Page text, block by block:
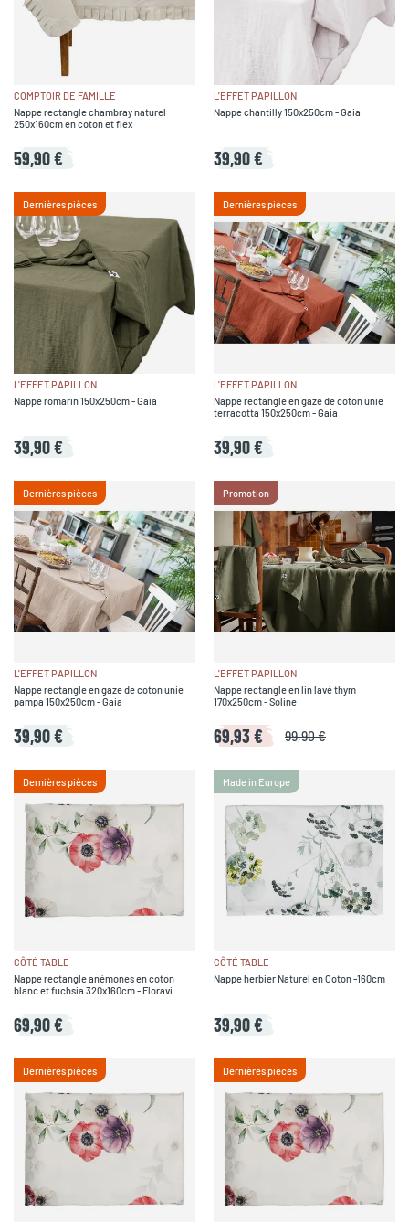
COMPTOIR DE FAMILLE
Nappe rectangle chambray naturel
250x160cm en coton et flex
59,90 €
L'EFFET PAPILLON
Nappe chantilly 150x250cm - Gaia
39,90 €
Dernières pièces
L'EFFET PAPILLON
Nappe romarin 150x250cm - Gaia
39,90 €
Dernières pièces
L'EFFET PAPILLON
Nappe rectangle en gaze de coton unie
terracotta 150x250cm - Gaia
39,90 €
Dernières pièces
L'EFFET PAPILLON
Nappe rectangle en gaze de coton unie
pampa 150x250cm - Gaia
39,90 €
Promotion
L'EFFET PAPILLON
Nappe rectangle en lin lavé thym
170x250cm - Soline
69,93 € 99,90 €
Dernières pièces
CÔTÉ TABLE
Nappe rectangle anémones en coton
blanc et fuchsia 320x160cm - Floravi
69,90 €
Made in Europe
CÔTÉ TABLE
Nappe herbier Naturel en Coton -160cm
39,90 €
Dernières pièces Dernières pièces